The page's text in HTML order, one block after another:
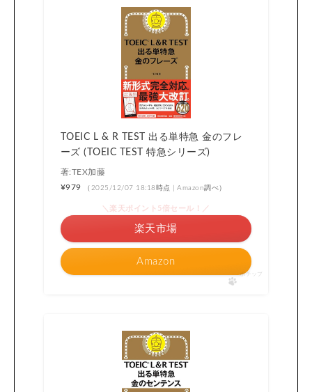
TOEIC L & R TEST 出る単特急 金のフレ
ーズ (TOEIC TEST 特急シリーズ)
著:TEX加藤
¥979
（2025/12/07 18:18時点 | Amazon調べ）
Amazon
＼楽天ポイント5倍セール！／
楽天市場
ポチップ